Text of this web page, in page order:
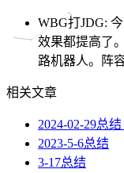
WBG打JDG:
效果都提高了
路机器人。阵
相关文章
2024-02-29总
2023-5-6总结
3-17总结